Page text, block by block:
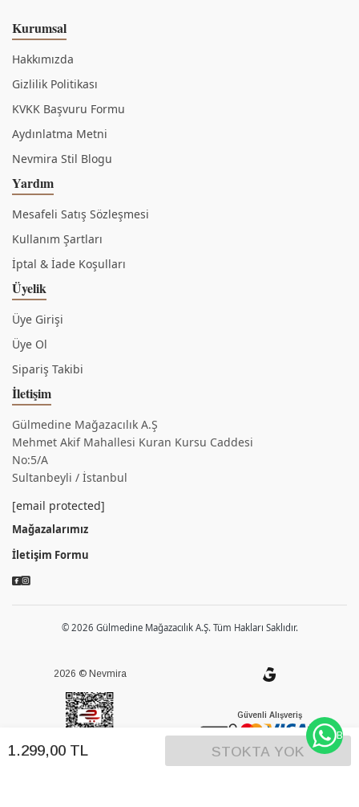
1.299,00 TL STOKTA YOK
Kurumsal
Hakkımızda
Gizlilik Politikası
KVKK Başvuru Formu
Aydınlatma Metni
Nevmira Stil Blogu
Yardım
Mesafeli Satış Sözleşmesi
Kullanım Şartları
İptal & İade Koşulları
Üyelik
Üye Girişi
Üye Ol
Sipariş Takibi
İletişim
Gülmedine Mağazacılık A.Ş
Mehmet Akif Mahallesi Kuran Kursu Caddesi
No:5/A
Sultanbeyli / İstanbul
[email protected]
Mağazalarımız
İletişim Formu
© 2026 Gülmedine Mağazacılık A.Ş. Tüm Hakları Saklıdır.
2026 © Nevmira
Güvenli Alışveriş